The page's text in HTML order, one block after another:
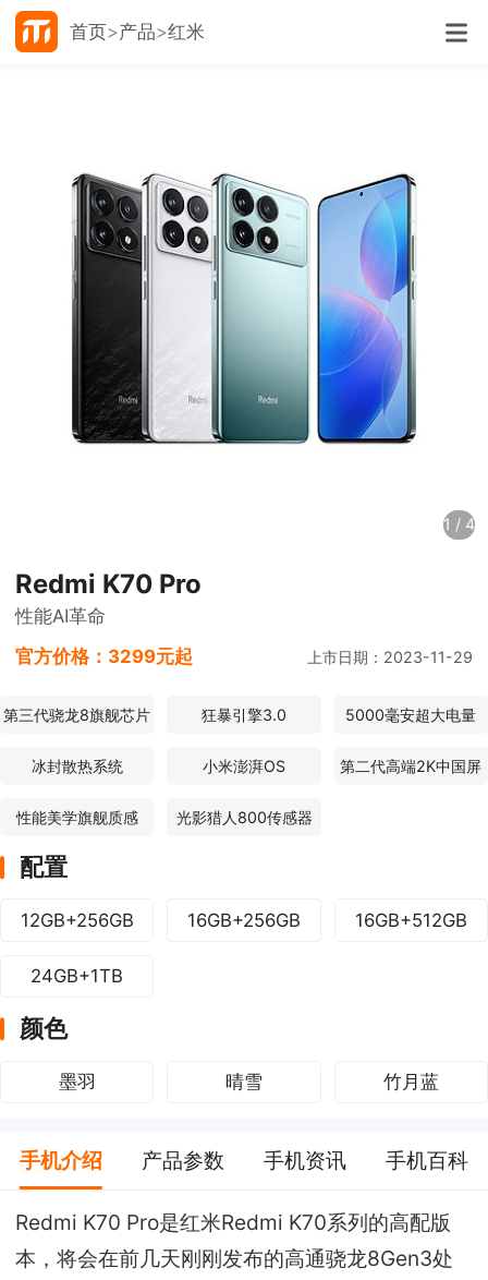
首页 产品 红米
1 / 4
Redmi K70 Pro
性能AI革命
官方价格： 3299元起 上市日期：2023-11-29
第三代骁龙8旗舰芯片 狂暴引擎3.0 5000毫安超大电量
冰封散热系统 小米澎湃OS 第二代高端2K中国屏
性能美学旗舰质感 光影猎人800传感器
配置
12GB+256GB 16GB+256GB 16GB+512GB
24GB+1TB
颜色
墨羽 晴雪 竹月蓝
手机介绍 产品参数 手机资讯 手机百科
Redmi K70 Pro是红米Redmi K70系列的高配版
本，将会在前几天刚刚发布的高通骁龙8Gen3处